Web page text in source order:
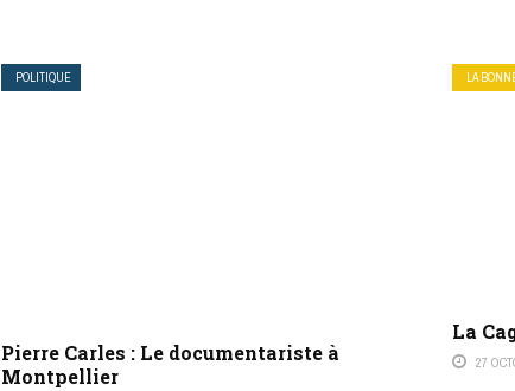
POLITIQUE
Pierre Carles : Le documentariste à
Montpellier
LA
La
27